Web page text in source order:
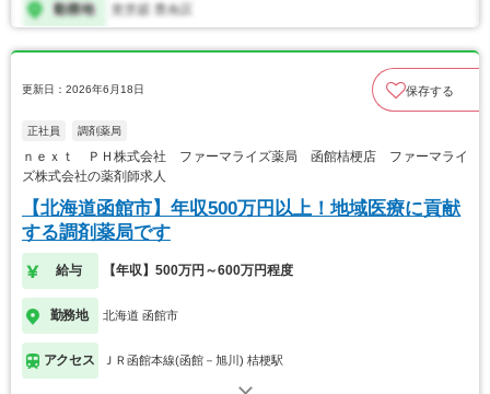
更新日：2026年6月18日 保存する
正社員 調剤薬局
ｎｅｘｔ ＰＨ株式会社 ファーマライズ薬局 函館桔梗店 ファーマライ
ズ株式会社の薬剤師求人
【北海道函館市】年収500万円以上！地域医療に貢献
する調剤薬局です
給与 【年収】500万円～600万円程度
勤務地 北海道 函館市
アクセス ＪＲ函館本線(函館－旭川) 桔梗駅